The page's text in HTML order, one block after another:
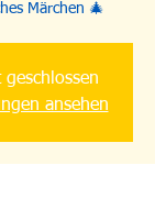
Märchen 🎄
ansehen